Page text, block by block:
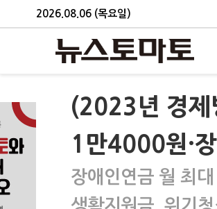
2026.08.06 (목요일)
(2023년 경제
1만4000원·
장애인연금 월 최